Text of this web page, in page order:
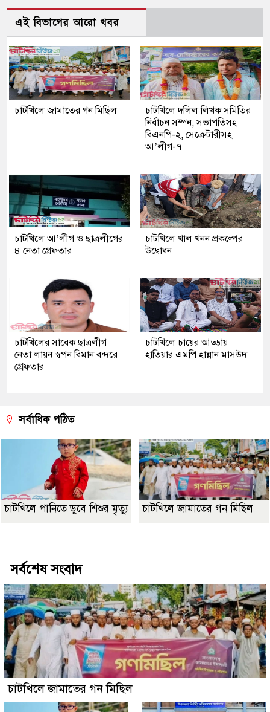
এই বিভাগের আরো খবর
চাটখিলে জামাতের গন মিছিল
চাটখিলে দলিল লিখক সমিতির
নির্বাচন সম্পন, সভাপতিসহ
বিএনপি-২, সেক্রেটারীসহ
আ’লীগ-৭
চাটখিলে আ’লীগ ও ছাত্রলীগের
৪ নেতা গ্রেফতার
চাটখিলে খাল খনন প্রকল্পের
উদ্বোধন
চাটখিলের সাবেক ছাত্রলীগ
নেতা লায়ন স্বপন বিমান বন্দরে
গ্রেফতার
চাটখিলে চায়ের আড্ডায়
হাতিয়ার এমপি হান্নান মাসউদ
সর্বাধিক পঠিত
চাটখিলে পানিতে ডুবে শিশুর মৃত্যু চাটখিলে জামাতের গন মিছিল
সর্বশেষ সংবাদ
চাটখিলে জামাতের গন মিছিল